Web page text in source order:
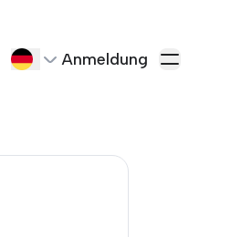
Anmeldung